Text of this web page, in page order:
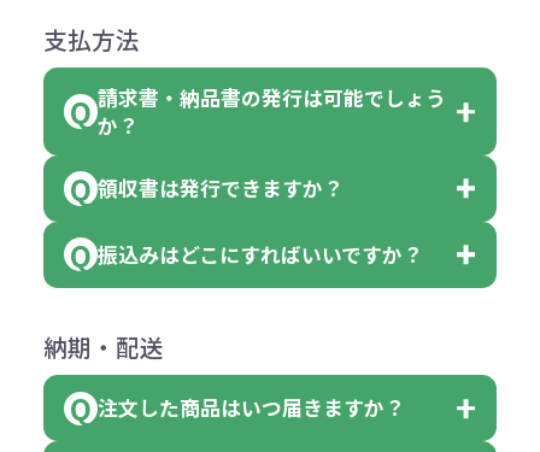
費用）
になっております。
クエアトート」は10個単位でしたら
色を指定出来るので、ピンクを100
個、ブルーを90個、イエローを110
【色指定の仕方】
数量を入力の欄で、ご希望の本体色
に必要な個数を入力ください。
※10個単位など購入できる単位が決
合
●名入れ、オリジナルの内容が異な
っていた場合
または返金にて対応させていただき
ます。
その際不良品については送料着払い
ください。
（商品の状態により、対応が変わる
計算例：
＜1色印刷の場合＞
（提供価格（商品代）+名入れ費用
（印刷代））×枚数+製版代
（提供価格（商品代）+名入れ費用
×色数
※例えば2色印刷の場合には、名入
れ費用が2倍、製版代が2倍必要で
商品によりますが、お見積もりさせ
ていただきます。
見積もりサポートから個別でお問い
支払方法
請求書・納品書の発行は可能でしょう
か？
会員様はマイページより各種帳票の
ダウンロードが可能です。
詳しくはこちらはご確認ください。
領収書のダウンロード
領収書は発行できますか？
会員様はマイページより各種帳票の
詳しくはこちらはご確認ください。
振込みはどこにすればいいですか？
下記口座にお願いします。
■三菱UFJ銀行
小田井支店（おたいしてん）
納期・配送
注文した商品はいつ届きますか？